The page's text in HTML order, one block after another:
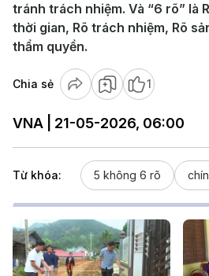
tránh trách nhiệm. Và “6 rõ” là
thời gian, Rõ trách nhiệm, Rõ
thẩm quyền.
Chia sẻ 1
VNA | 21-05-2026, 06:00
Từ khóa: 5 không 6 rõ